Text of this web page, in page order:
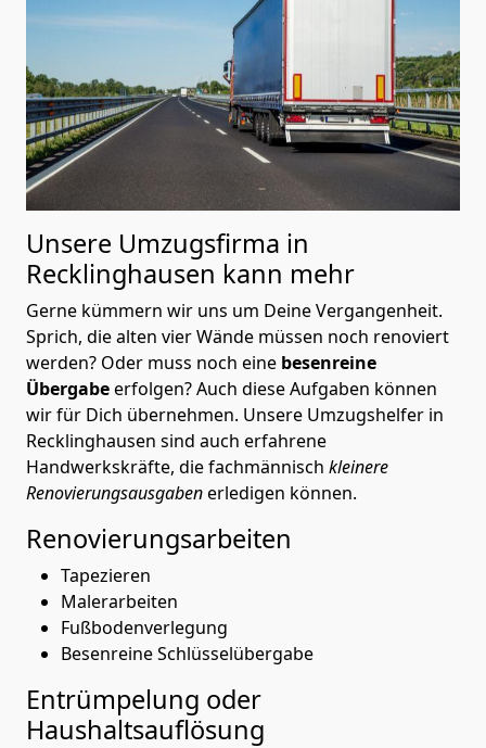
Unsere Umzugsfirma in
Recklinghausen kann mehr
Gerne kümmern wir uns um Deine Vergangenheit.
Sprich, die alten vier Wände müssen noch renoviert
werden? Oder muss noch eine besenreine
Übergabeerfolgen? Auch diese Aufgaben können
wir für Dich übernehmen. Unsere Umzugshelfer in
Recklinghausen sind auch erfahrene
Handwerkskräfte, die fachmännisch kleinere
Renovierungsausgabenerledigen können.
Renovierungsarbeiten
Tapezieren
Malerarbeiten
Fußbodenverlegung
Besenreine Schlüsselübergabe
Entrümpelung oder
Haushaltsauflösung